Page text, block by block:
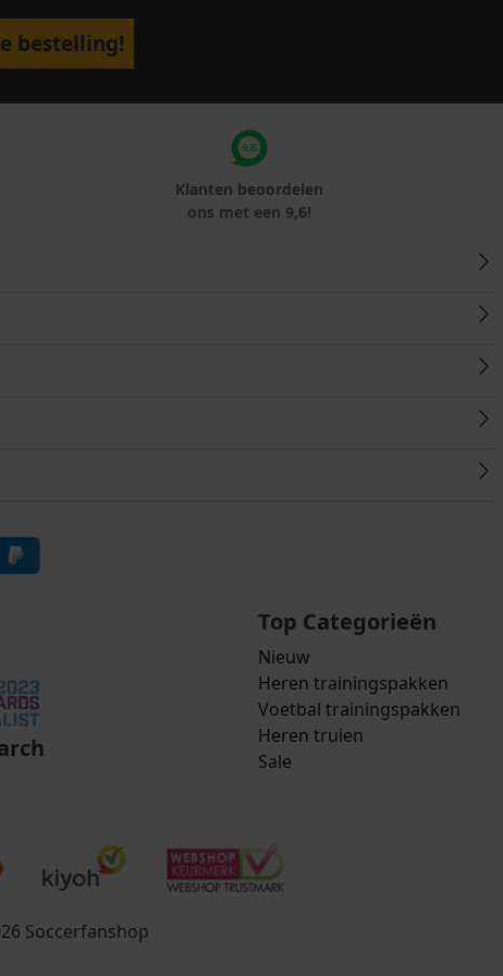
bestelling!
Klanten beoordelen
ons met een 9,6!
Top Categorieën
Nieuw
Heren trainingspakken
Voetbal trainingspakken
Heren truien
Sale
Soccerfanshop